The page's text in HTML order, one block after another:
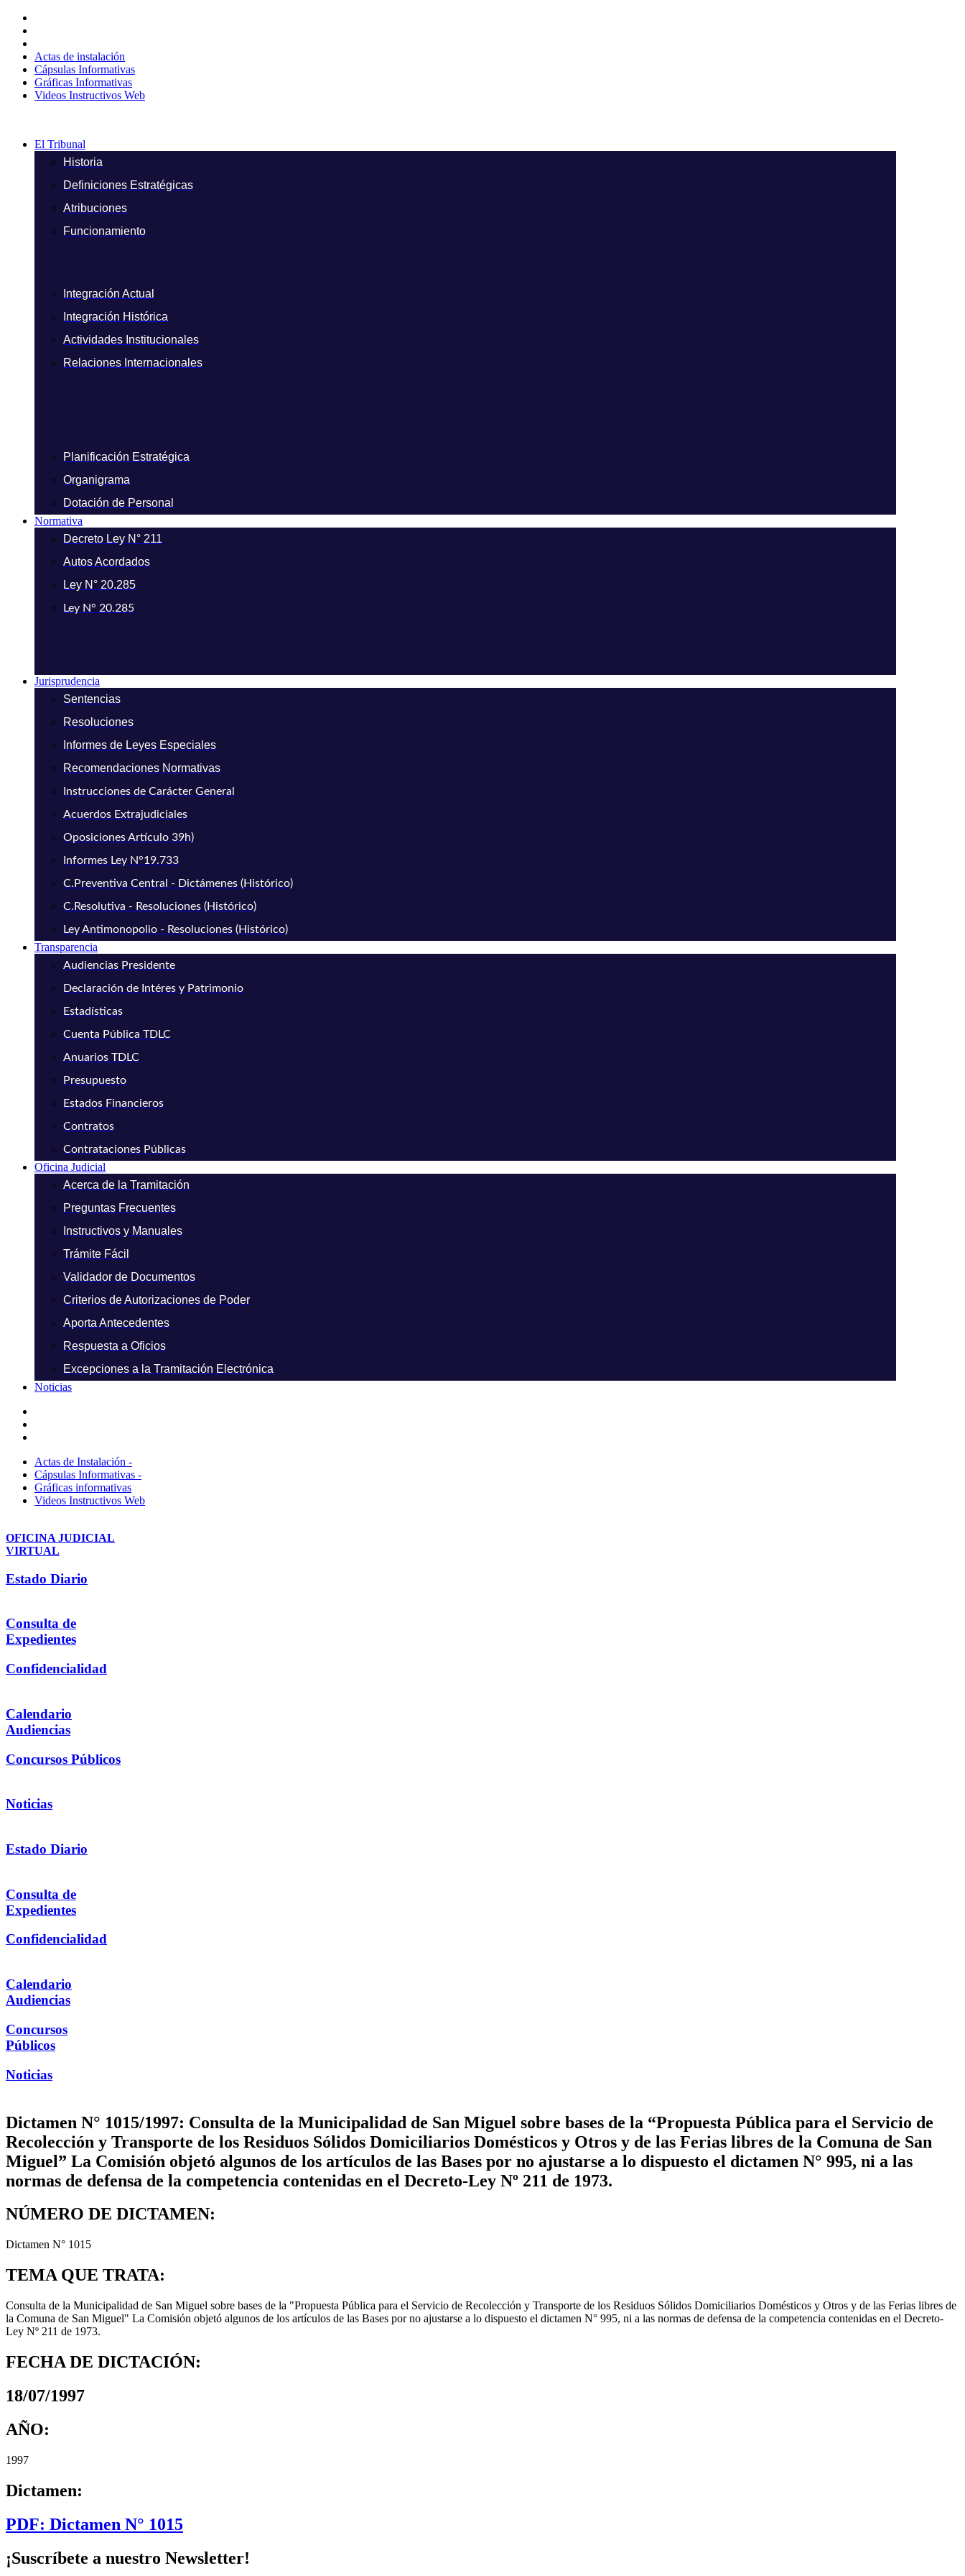
contenido
Actas de instalación
Cápsulas Informativas
Gráficas Informativas
Videos Instructivos Web
El Tribunal
Historia
Definiciones Estratégicas
Atribuciones
Funcionamiento
Integración Actual
Integración Histórica
Actividades Institucionales
Relaciones Internacionales
Planificación Estratégica
Organigrama
Dotación de Personal
Normativa
Decreto Ley N° 211
Autos Acordados
Ley N° 20.285
Ley N° 20.285
Jurisprudencia
Sentencias
Resoluciones
Informes de Leyes Especiales
Recomendaciones Normativas
Instrucciones de Carácter General
Acuerdos Extrajudiciales
Oposiciones Artículo 39h)
Informes Ley N°19.733
C.Preventiva Central - Dictámenes (Histórico)
C.Resolutiva - Resoluciones (Histórico)
Ley Antimonopolio - Resoluciones (Histórico)
Transparencia
Audiencias Presidente
Declaración de Intéres y Patrimonio
Estadísticas
Cuenta Pública TDLC
Anuarios TDLC
Presupuesto
Estados Financieros
Contratos
Contrataciones Públicas
Oficina Judicial
Acerca de la Tramitación
Preguntas Frecuentes
Instructivos y Manuales
Trámite Fácil
Validador de Documentos
Criterios de Autorizaciones de Poder
Aporta Antecedentes
Respuesta a Oficios
Excepciones a la Tramitación Electrónica
Noticias
Actas de Instalación -
Cápsulas Informativas -
Gráficas informativas
Videos Instructivos Web
OFICINA JUDICIAL
VIRTUAL
Estado Diario
Consulta de
Expedientes
Confidencialidad
Calendario
Audiencias
Concursos Públicos
Noticias
Estado Diario
Consulta de
Expedientes
Confidencialidad
Calendario
Audiencias
Concursos
Públicos
Noticias
Dictamen N° 1015/1997: Consulta de la Municipalidad de San Miguel sobre bases de la “Propuesta Pública para el Servicio de
Recolección y Transporte de los Residuos Sólidos Domiciliarios Domésticos y Otros y de las Ferias libres de la Comuna de San
Miguel” La Comisión objetó algunos de los artículos de las Bases por no ajustarse a lo dispuesto el dictamen N° 995, ni a las
normas de defensa de la competencia contenidas en el Decreto-Ley Nº 211 de 1973.
NÚMERO DE DICTAMEN:
Dictamen N° 1015
TEMA QUE TRATA:
Consulta de la Municipalidad de San Miguel sobre bases de la "Propuesta Pública para el Servicio de Recolección y Transporte de los Residuos Sólidos Domiciliarios Domésticos y Otros y de las Ferias libres de
la Comuna de San Miguel" La Comisión objetó algunos de los artículos de las Bases por no ajustarse a lo dispuesto el dictamen N° 995, ni a las normas de defensa de la competencia contenidas en el Decreto-
Ley Nº 211 de 1973.
FECHA DE DICTACIÓN:
18/07/1997
AÑO:
1997
Dictamen:
PDF: Dictamen N° 1015
¡Suscríbete a nuestro Newsletter!